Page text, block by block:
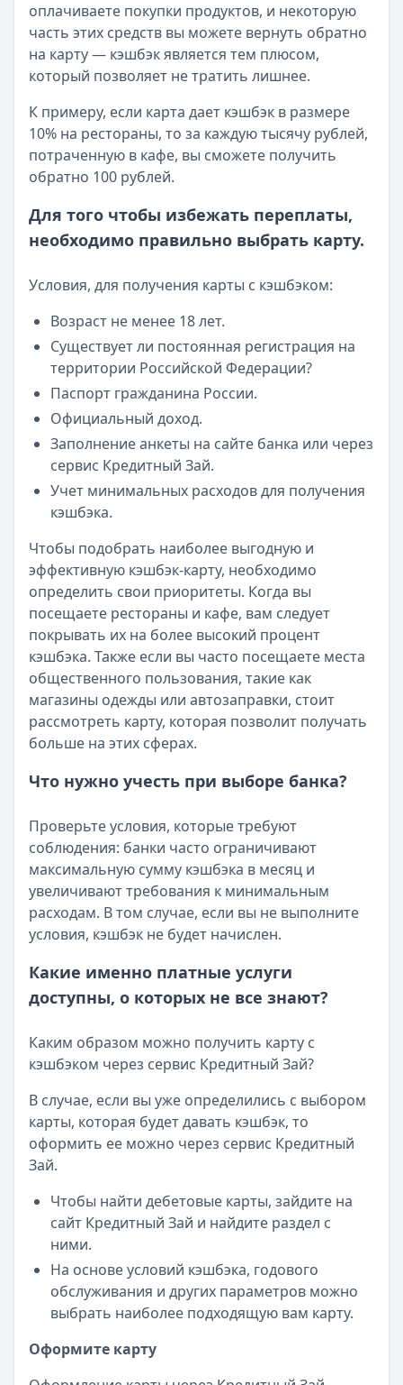
оплачиваете покупки продуктов, и некоторую
часть этих средств вы можете вернуть обратно
на карту — кэшбэк является тем плюсом,
который позволяет не тратить лишнее.
К примеру, если карта дает кэшбэк в размере
10% на рестораны, то за каждую тысячу рублей,
потраченную в кафе, вы сможете получить
обратно 100 рублей.
Для того чтобы избежать переплаты,
необходимо правильно выбрать карту.
Условия, для получения карты с кэшбэком:
Возраст не менее 18 лет.
Существует ли постоянная регистрация на
территории Российской Федерации?
Паспорт гражданина России.
Официальный доход.
Заполнение анкеты на сайте банка или через
сервис Кредитный Зай.
Учет минимальных расходов для получения
кэшбэка.
Чтобы подобрать наиболее выгодную и
эффективную кэшбэк-карту, необходимо
определить свои приоритеты. Когда вы
посещаете рестораны и кафе, вам следует
покрывать их на более высокий процент
кэшбэка. Также если вы часто посещаете места
общественного пользования, такие как
магазины одежды или автозаправки, стоит
рассмотреть карту, которая позволит получать
больше на этих сферах.
Что нужно учесть при выборе банка?
Проверьте условия, которые требуют
соблюдения: банки часто ограничивают
максимальную сумму кэшбэка в месяц и
увеличивают требования к минимальным
расходам. В том случае, если вы не выполните
условия, кэшбэк не будет начислен.
Какие именно платные услуги
доступны, о которых не все знают?
Каким образом можно получить карту с
кэшбэком через сервис Кредитный Зай?
В случае, если вы уже определились с выбором
карты, которая будет давать кэшбэк, то
оформить ее можно через сервис Кредитный
Зай.
Чтобы найти дебетовые карты, зайдите на
сайт Кредитный Зай и найдите раздел с
ними.
На основе условий кэшбэка, годового
обслуживания и других параметров можно
выбрать наиболее подходящую вам карту.
Оформите карту